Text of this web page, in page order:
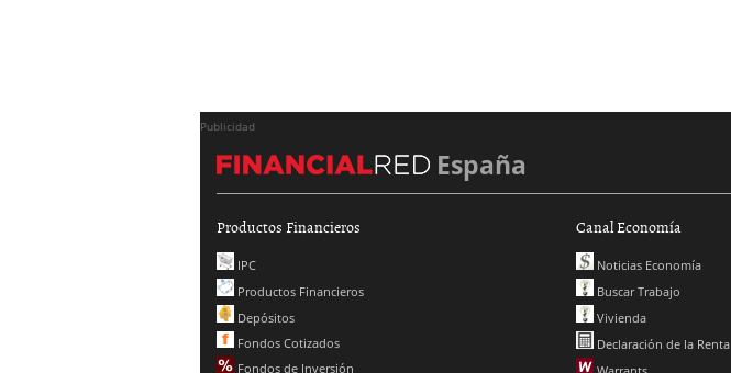
Publicidad
España
Productos Financieros
IPC
Productos Financieros
Depósitos
Fondos Cotizados
Fondos de Inversión
Canal Economía
Noticias Economía
Buscar Trabajo
Vivienda
Declaración de la Renta